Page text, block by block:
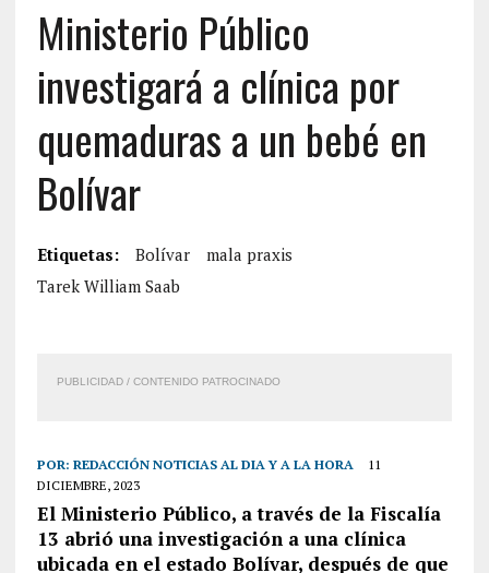
Ministerio Público
investigará a clínica por
quemaduras a un bebé en
Bolívar
Etiquetas: Bolívar
mala praxis
Tarek William Saab
PUBLICIDAD / CONTENIDO PATROCINADO
POR: REDACCIÓN NOTICIAS AL DIA Y A LA HORA
11
DICIEMBRE, 2023
El Ministerio Público, a través de la Fiscalía
13 abrió una investigación a una clínica
ubicada en el estado Bolívar, después de que